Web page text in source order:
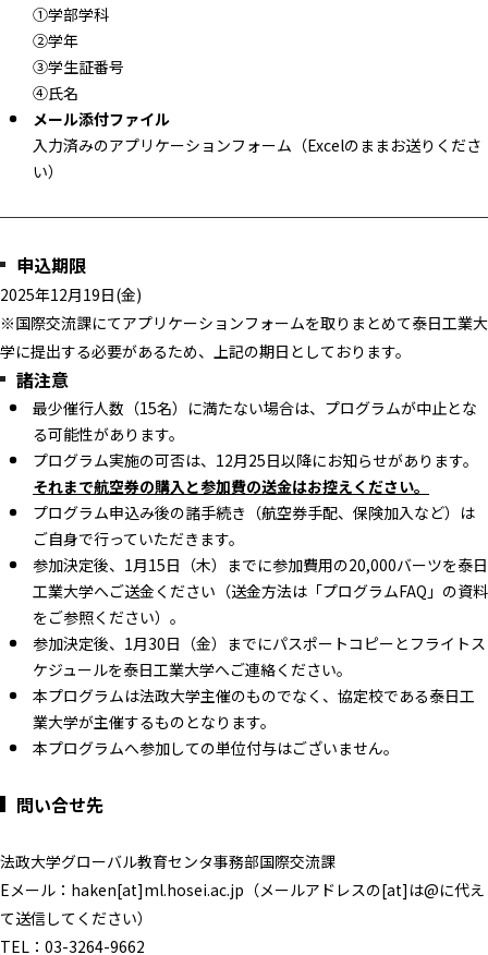
①学部学科
②学年
③学生証番号
④氏名
メール添付ファイル
入力済みのアプリケーションフォーム（Excelのままお送りくださ
い）
申込期限
2025年12月19日(金)
※国際交流課にてアプリケーションフォームを取りまとめて泰日工業大
学に提出する必要があるため、上記の期日としております。
諸注意
最少催行人数（15名）に満たない場合は、 プログラムが中止とな
る可能性があります。
プログラム実施の可否は、12月25日以降にお知らせがあります。
それまで航空券の購入と参加費の送金はお控えください。
プログラム申込み後の諸手続き（航空券手配、保険加入など）は
ご自身で行っていただきます。
参加決定後、1月15日（木）までに参加費用の20,000バーツを泰日
工業大学へご送金ください（送金方法は「プログラムFAQ」の資料
をご参照ください）。
参加決定後、1月30日（金）までにパスポートコピーとフライトス
ケジュールを泰日工業大学へご連絡ください。
本プログラムは法政大学主催のものでなく、協定校である泰日工
業大学が主催するものとなります。
本プログラムへ参加しての単位付与はございません。
問い合せ先
法政大学グローバル教育センタ事務部国際交流課
Eメール：haken[at]ml.hosei.ac.jp（メールアドレスの[at]は@に代え
て送信してください）
TEL：03-3264-9662